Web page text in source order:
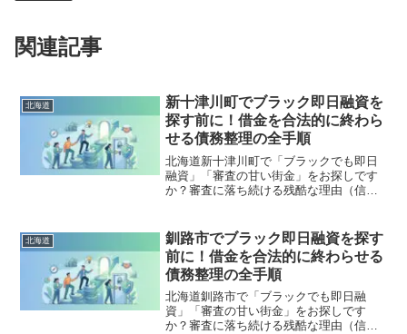
関連記事
北海道
新十津川町でブラック即日融資を
探す前に！借金を合法的に終わら
せる債務整理の全手順
北海道新十津川町で「ブラックでも即日
融資」「審査の甘い街金」をお探しです
か？審査に落ち続ける残酷な理由（信用
まで徹底解説。多重債務の地獄から抜け
出し、合法的に借金を減額・免除する
「債務整理」の正しい知識と、今すぐ督
促を止める無料相談窓口をご案内しま
す。
北海道
釧路市でブラック即日融資を探す
前に！借金を合法的に終わらせる
債務整理の全手順
北海道釧路市で「ブラックでも即日融
資」「審査の甘い街金」をお探しです
か？審査に落ち続ける残酷な理由（信用